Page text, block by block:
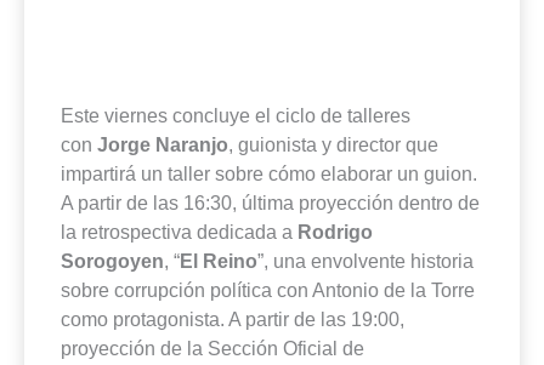
Este viernes concluye el ciclo de talleres
con Jorge Naranjo, guionista y director que
impartirá un taller sobre cómo elaborar un guion.
A partir de las 16:30, última proyección dentro de
la retrospectiva dedicada a Rodrigo
Sorogoyen, “El Reino”, una envolvente historia
sobre corrupción política con Antonio de la Torre
como protagonista. A partir de las 19:00,
proyección de la Sección Oficial de